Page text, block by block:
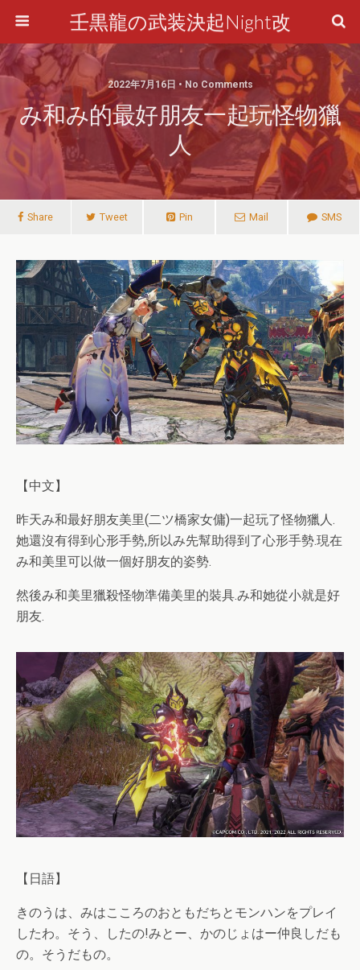
壬黒龍の武装決起Night改
2022年7月16日 • No Comments
み和み的最好朋友一起玩怪物獵
人
Share Tweet Pin Mail SMS
【中文】
昨天み和最好朋友美里(二ツ橋家女傭)一起玩了怪物獵人.
她還沒有得到心形手勢,所以み先幫助得到了心形手勢.現在
み和美里可以做一個好朋友的姿勢.
然後み和美里獵殺怪物準備美里的裝具.み和她從小就是好
朋友.
【日語】
きのうは、みはこころのおともだちとモンハンをプレイ
したわ。そう、したの!みとー、かのじょはー仲良しだも
の。そうだもの。